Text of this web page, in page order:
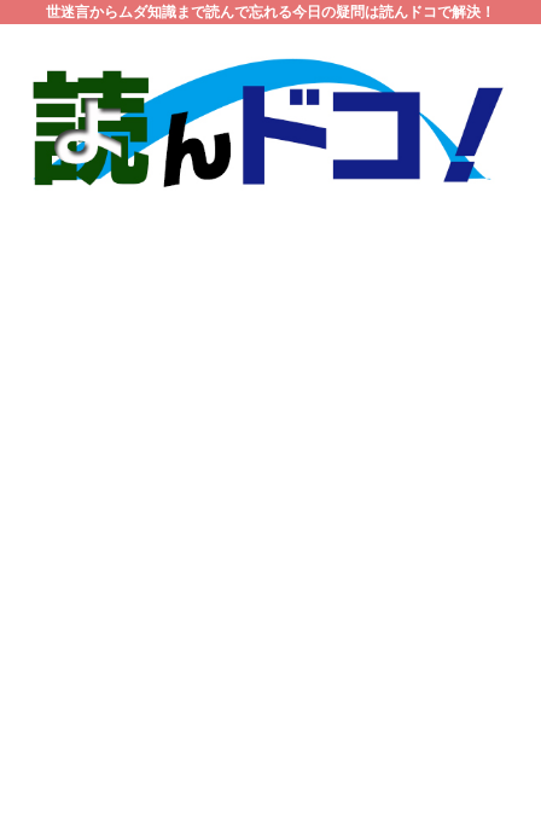
世迷言からムダ知識まで読んで忘れる今日の疑問は読んドコで解決！